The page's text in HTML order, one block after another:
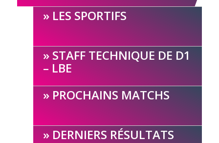
LES SPORTIFS
STAFF TECHNIQUE DE D1
– LBE
PROCHAINS MATCHS
DERNIERS RÉSULTATS